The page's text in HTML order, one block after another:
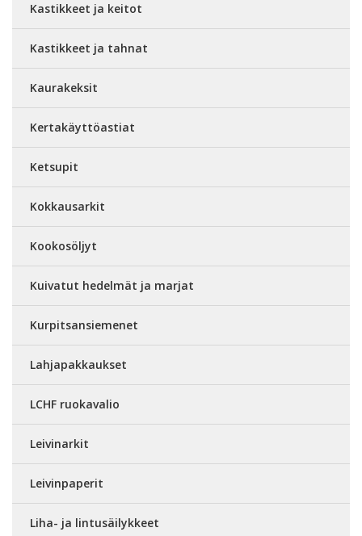
Kastikkeet ja keitot
Kastikkeet ja tahnat
Kaurakeksit
Kertakäyttöastiat
Ketsupit
Kokkausarkit
Kookosöljyt
Kuivatut hedelmät ja marjat
Kurpitsansiemenet
Lahjapakkaukset
LCHF ruokavalio
Leivinarkit
Leivinpaperit
Liha- ja lintusäilykkeet